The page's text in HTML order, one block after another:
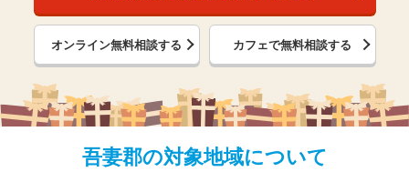
オンライン無料相談する カフェで無料相談する
吾妻郡の対象地域について